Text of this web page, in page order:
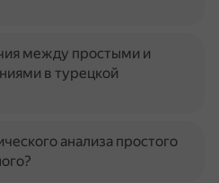
между простыми и
в турецкой
анализа простого